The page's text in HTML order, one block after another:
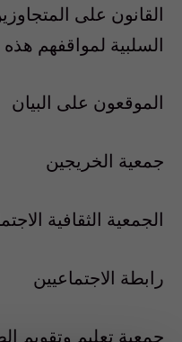
القانون على
السلبية لمواقفهم
الموقعون على البيان
جمعية الخريجين
الجمعية الثقافية
رابطة الاجتماعيين
جمعية تعليم وتقويم